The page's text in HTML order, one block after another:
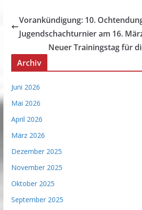
Vorankündigung: 10.
Jugendschachturnier am 16.
Neuer Trainingstag für
Archiv
Juni 2026
Mai 2026
April 2026
März 2026
Dezember 2025
November 2025
Oktober 2025
September 2025